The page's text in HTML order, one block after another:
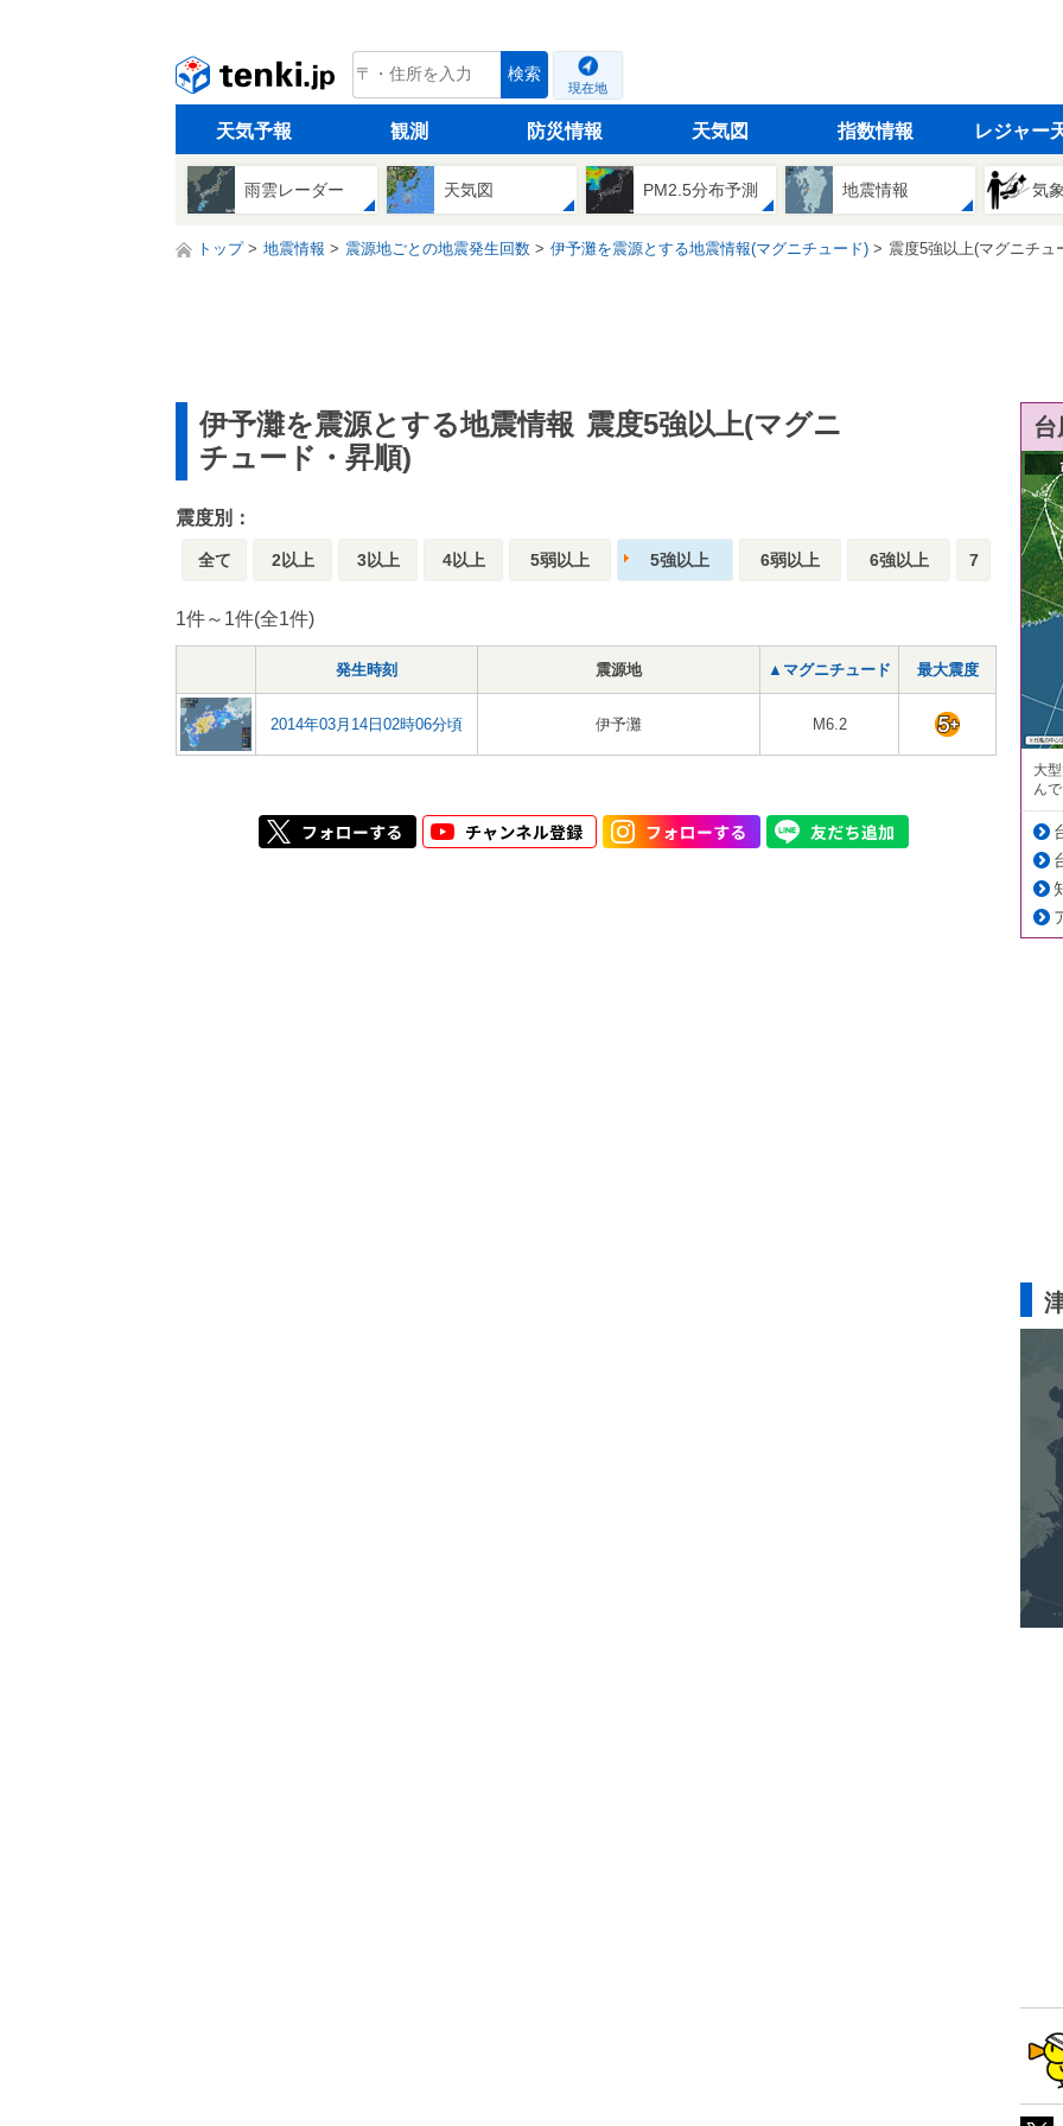
tenki.jp 検索
現在地
天気予報 観測 防災情報 天気図 指数情報 レジャー
雨雲レーダー 天気図 PM2.5分布予測 地震情報 気
トップ 地震情報 震源地ごとの地震発生回数 伊予灘を震源とする地震情報(マグニチュード) 震度5強以上(マグニチュ
伊予灘を震源とする地震情報 震度5強以上(マグニ
チュード・昇順)
震度別：
全て 2以上 3以上 4以上 5弱以上 5強以上 6弱以上 6強以上 7
1件～1件(全1件)
発生時刻 震源地 ▲マグニチュード 最大震度
2014年03月14日02時06分頃 伊予灘 M6.2
大
ん